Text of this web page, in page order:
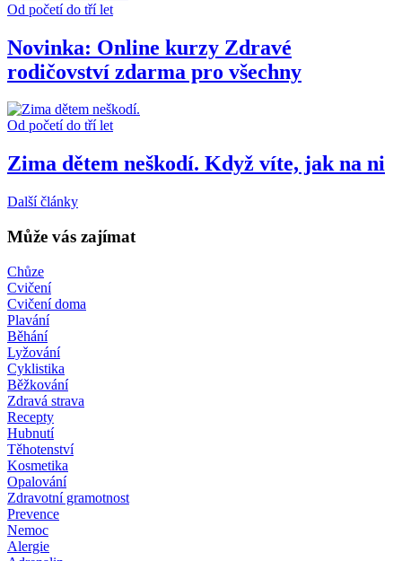
Od početí do tří let
Novinka: Online kurzy Zdravé
rodičovství zdarma pro všechny
Od početí do tří let
Zima dětem neškodí. Když víte, jak na ni
Další články
Může vás zajímat
Chůze
Cvičení
Cvičení doma
Plavání
Běhání
Lyžování
Cyklistika
Běžkování
Zdravá strava
Recepty
Hubnutí
Těhotenství
Kosmetika
Opalování
Zdravotní gramotnost
Prevence
Nemoc
Alergie